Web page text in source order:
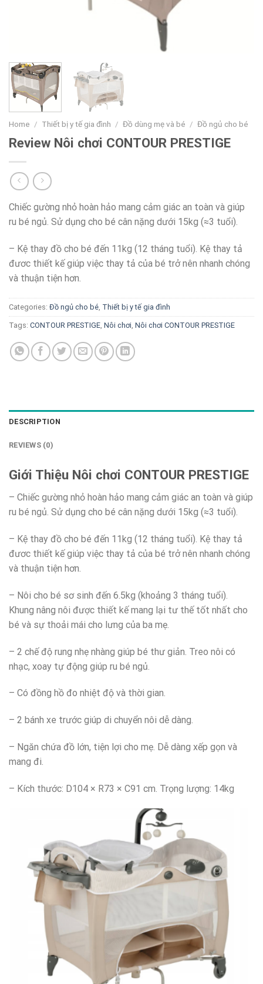
Home / Thiết bị y tế gia đình / Đồ dùng mẹ và bé / Đồ ngủ cho bé
Review Nôi chơi CONTOUR PRESTIGE
Chiếc gường nhỏ hoàn hảo mang cảm giác an toàn và giúp
ru bé ngủ. Sử dụng cho bé cân nặng dưới 15kg (≈3 tuổi).
– Kệ thay đồ cho bé đến 11kg (12 tháng tuổi). Kệ thay tả
đươc thiết kế giúp việc thay tả của bé trở nên nhanh chóng
và thuận tiện hơn.
Categories: Đồ ngủ cho bé Thiết bị y tế gia đình
Tags: CONTOUR PRESTIGE Nôi chơi Nôi chơi CONTOUR PRESTIGE
DESCRIPTION
REVIEWS (0)
Giới Thiệu Nôi chơi CONTOUR PRESTIGE
– Chiếc gường nhỏ hoàn hảo mang cảm giác an toàn và giúp
ru bé ngủ. Sử dụng cho bé cân nặng dưới 15kg (≈3 tuổi).
– Kệ thay đồ cho bé đến 11kg (12 tháng tuổi). Kệ thay tả
đươc thiết kế giúp việc thay tả của bé trở nên nhanh chóng
và thuận tiện hơn.
– Nôi cho bé sơ sinh đến 6.5kg (khoảng 3 tháng tuổi).
Khung nâng nôi được thiết kế mang lại tư thế tốt nhất cho
bé và sự thoải mái cho lưng của ba mẹ.
– 2 chế độ rung nhẹ nhàng giúp bé thư giản. Treo nôi có
nhạc, xoay tự động giúp ru bé ngủ.
– Có đồng hồ đo nhiệt độ và thời gian.
– 2 bánh xe trước giúp di chuyển nôi dễ dàng.
– Ngăn chứa đồ lớn, tiện lợi cho mẹ. Dễ dàng xếp gọn và
mang đi.
– Kích thước: D104 × R73 × C91 cm. Trọng lượng: 14kg